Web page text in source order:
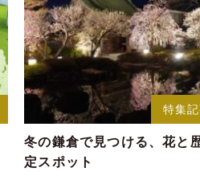
特集
冬の鎌倉で見つける、花と
定スポット